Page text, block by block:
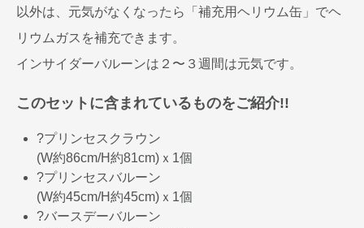
以外は、元気がなくなったら「補充用ヘリウム缶」でヘ
リウムガスを補充できます。
インサイダーバルーンは２〜３週間は元気です。
このセットに含まれているものをご紹介!!
?プリンセスクラウン
(W約86cm/H約81cm)ｘ1個
?プリンセスバルーン
(W約45cm/H約45cm)ｘ1個
?バースデーバルーン